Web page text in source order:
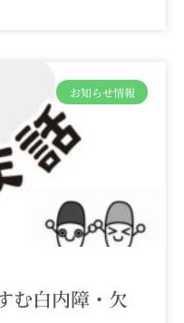
お知らせ情報
む白内障・欠